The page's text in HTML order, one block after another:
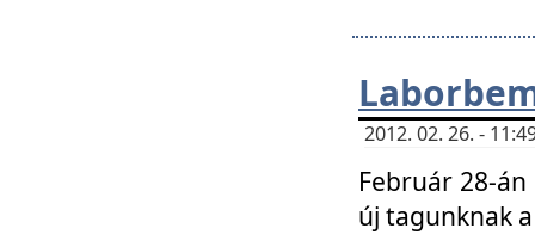
2012. 02. 26. -
Február 28-
új tagunknak